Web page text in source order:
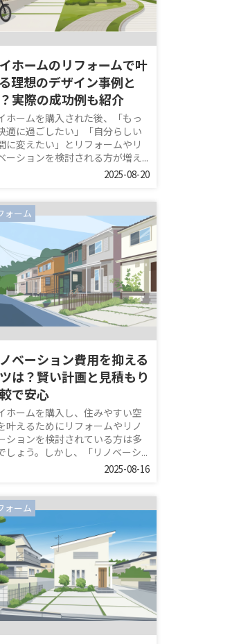
ホームのリフォームで叶
理想のデザイン事例と
実際の成功例も紹介
ホームを購入された後、「もっ
適に過ごしたい」「自分らしい
に変えたい」とリフォームやリ
ーションを検討される方が増え...
2025-08-20
ォーム
ベーション費用を抑える
は？賢い計画と見積もり
で安心
ホームを購入し、住みやすい空
叶えるためにリフォームやリノ
ションを検討されている方は多
しょう。しかし、「リノベーシ...
2025-08-16
ォーム